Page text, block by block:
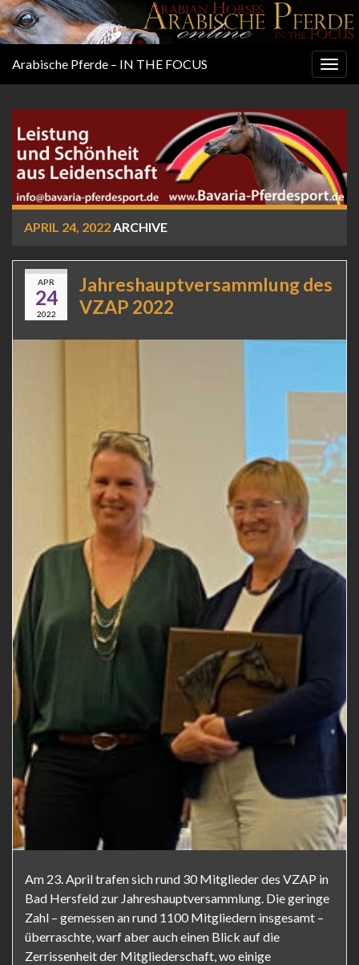
Arabische Pferde – IN THE FOCUS
APRIL 24, 2022 ARCHIVE
APR
24
2022
Jahreshauptversammlung des
VZAP 2022
Am 23. April trafen sich rund 30 Mitglieder des VZAP in
Bad Hersfeld zur Jahreshauptversammlung. Die geringe
Zahl – gemessen an rund 1100 Mitgliedern insgesamt –
überraschte, warf aber auch einen Blick auf die
Zerrissenheit der Mitgliederschaft, wo einige